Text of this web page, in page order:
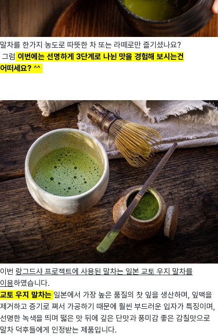
말차를 한가지 농도로 따뜻한 차 또는 라떼로만 즐기셨나요?
그럼 이번에는 선명하게 3단계로 나뉜 맛을 경험해 보시는건
어떠세요? ^^
이번 랑그드샤 프로젝트에 사용된 말차는 일본 교토 우지 말차를
이용하였습니다.
교토 우지 말차는 일본에서 가장 높은 품질의 찻 잎을 생산하며, 잎맥을
제거하고 증기로 쪄서 가공하기 때문에 훨씬 부드러운 입자가 특징이며,
선명한 녹색을 띄며 떫은 맛 뒤에 깊은 단맛과 풍미감 좋은 감칠맛으로
말차 덕후들에게 인정받는 제품입니다.